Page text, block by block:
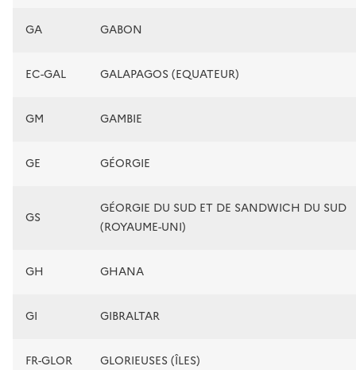
GA GABON
EC-GAL GALAPAGOS (EQUATEUR)
GM GAMBIE
GE GÉORGIE
GS
GÉORGIE DU SUD ET DE SANDWICH DU SUD
(ROYAUME-UNI)
GH GHANA
GI GIBRALTAR
FR-GLOR GLORIEUSES (ÎLES)